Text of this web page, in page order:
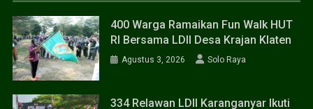
400 Warga Ramaikan Fun Walk HUT
RI Bersama LDII Desa Krajan Klaten
Agustus 3, 2026 Solo Raya
334 Relawan LDII Karanganyar Ikuti